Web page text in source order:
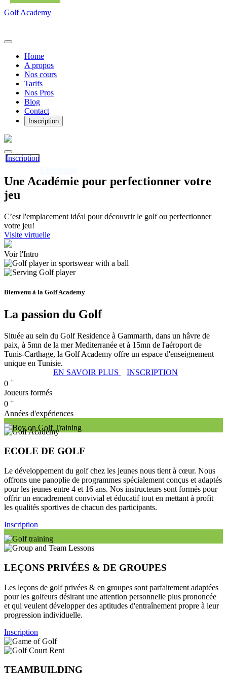
Golf Academy
Home
A propos
Nos cours
Tarifs
Nos Pros
Blog
Contact
Inscription
Inscription
Une Académie pour perfectionner votre
jeu
C’est l'emplacement idéal pour découvrir le golf ou perfectionner
votre jeu!
Visite virtuelle
Voir l'Intro
Bienvenu à la Golf Academy
La passion du Golf
Située au sein du Golf Residence à Gammarth, dans un hâvre de
paix, à 5mn de la mer Mediterranée et à 15mn de l'aéroport de
Tunis-Carthage, la Golf Academy offre un espace d'enseignement
unique en Tunisie.
EN SAVOIR PLUS
INSCRIPTION
0 +
Joueurs formés
0 +
Années d'expériences
ECOLE DE GOLF
Le développement du golf chez les jeunes nous tient à cœur. Nous
offrons une panoplie de programmes spécialement conçus et adaptés
pour les jeunes entre 4 et 16 ans. Nos instructeurs sont formés pour
offrir un encadrement convivial et éducatif tout en mettant à profit
les qualités sportives de chacun des participants.
Inscription
LEÇONS PRIVÉES & DE GROUPES
Les leçons de golf privées & en groupes sont parfaitement adaptées
pour les golfeurs désirant une attention personnelle plus prononcée
et qui veulent développer des aptitudes d'entraînement propre à leur
progression individuelle.
Inscription
TEAMBUILDING